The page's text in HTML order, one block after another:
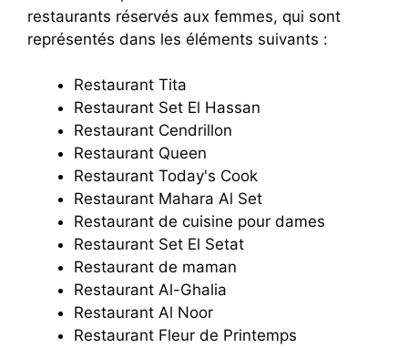
restaurants réservés aux femmes, qui sont
représentés dans les éléments suivants :
Restaurant Tita
Restaurant Set El Hassan
Restaurant Cendrillon
Restaurant Queen
Restaurant Today's Cook
Restaurant Mahara Al Set
Restaurant de cuisine pour dames
Restaurant Set El Setat
Restaurant de maman
Restaurant Al-Ghalia
Restaurant Al Noor
Restaurant Fleur de Printemps